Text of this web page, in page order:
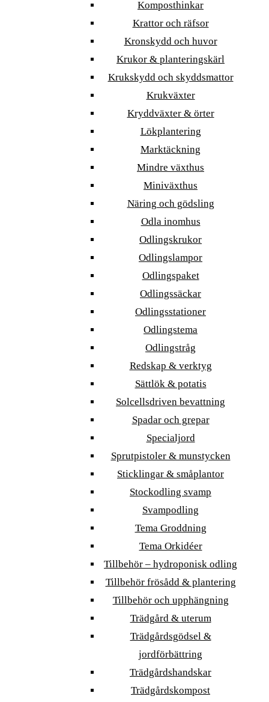
Komposthinkar
Krattor och räfsor
Kronskydd och huvor
Krukor & planteringskärl
Krukskydd och skyddsmattor
Krukväxter
Kryddväxter & örter
Lökplantering
Marktäckning
Mindre växthus
Miniväxthus
Näring och gödsling
Odla inomhus
Odlingskrukor
Odlingslampor
Odlingspaket
Odlingssäckar
Odlingsstationer
Odlingstema
Odlingstråg
Redskap & verktyg
Sättlök & potatis
Solcellsdriven bevattning
Spadar och grepar
Specialjord
Sprutpistoler & munstycken
Sticklingar & småplantor
Stockodling svamp
Svampodling
Tema Groddning
Tema Orkidéer
Tillbehör – hydroponisk odling
Tillbehör frösådd & plantering
Tillbehör och upphängning
Trädgård & uterum
Trädgårdsgödsel &
jordförbättring
Trädgårdshandskar
Trädgårdskompost